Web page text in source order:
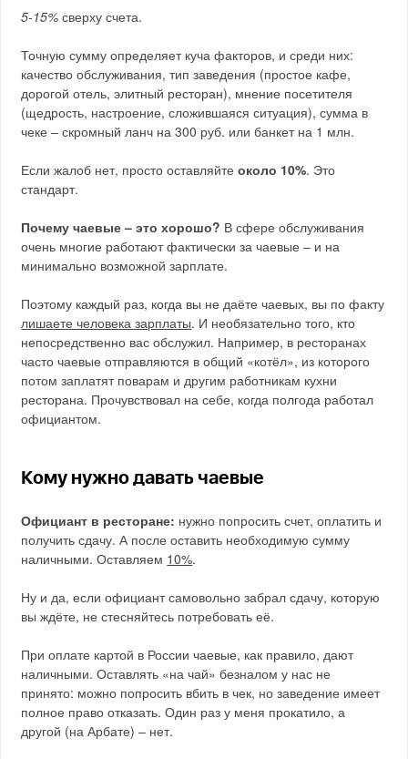
5-15% сверху счета.
Точную сумму определяет куча факторов, и среди них:
качество обслуживания, тип заведения (простое кафе,
дорогой отель, элитный ресторан), мнение посетителя
(щедрость, настроение, сложившаяся ситуация), сумма в
чеке – скромный ланч на 300 руб. или банкет на 1 млн.
Если жалоб нет, просто оставляйтеоколо 10%. Это
стандарт.
Почему чаевые – это хорошо? В сфере обслуживания
очень многие работают фактически за чаевые – и на
минимально возможной зарплате.
Поэтому каждый раз, когда вы не даёте чаевых, вы по факту
лишаете человека зарплаты. И необязательно того, кто
непосредственно вас обслужил. Например, в ресторанах
часто чаевые отправляются в общий «котёл», из которого
потом заплатят поварам и другим работникам кухни
ресторана. Прочувствовал на себе, когда полгода работал
официантом.
Кому нужно давать чаевые
Официант в ресторане: нужно попросить счет, оплатить и
получить сдачу. А после оставить необходимую сумму
наличными. Оставляем 10%.
Ну и да, если официант самовольно забрал сдачу, которую
вы ждёте, не стесняйтесь потребовать её.
При оплате картой в России чаевые, как правило, дают
наличными. Оставлять «на чай» безналом у нас не
принято: можно попросить вбить в чек, но заведение имеет
полное право отказать. Один раз у меня прокатило, а
другой (на Арбате) – нет.